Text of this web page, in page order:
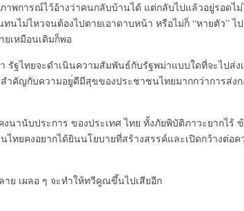
าพการณ์ไว้อ้างว่าคนกลับบ้านได้ แต่กลับไปแล้วอยู่รอดไม่
ทนไม่ไหวจนต้องไปตายเอาดาบหน้า หรือไม่ก็ “หายตัว”​
ยเหมือนเดิมก็พอ
รัฐไทยจะดำเนินความสัมพันธ์กับรัฐพม่าแบบใดที่จะไปส่ง
สำคัญกับความอยู่ดีมีสุขของประชาชนไทยมากกว่าการส่ง
งนานับประการ ของประเทศ ไทย ทั้งภัยพิบัติภาวะยากไร้
ทยคงอยากได้ยินนโยบายที่สร้างสรรค์และเปิดกว้างต่อค
ย เผลอ ๆ จะทำให้ทวีคูณขึ้นไปเสียอีก